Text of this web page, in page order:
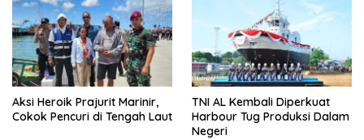
Aksi Heroik Prajurit Marinir,
Cokok Pencuri di Tengah Laut
TNI AL Kembali Diperkuat
Harbour Tug Produksi Dalam
Negeri